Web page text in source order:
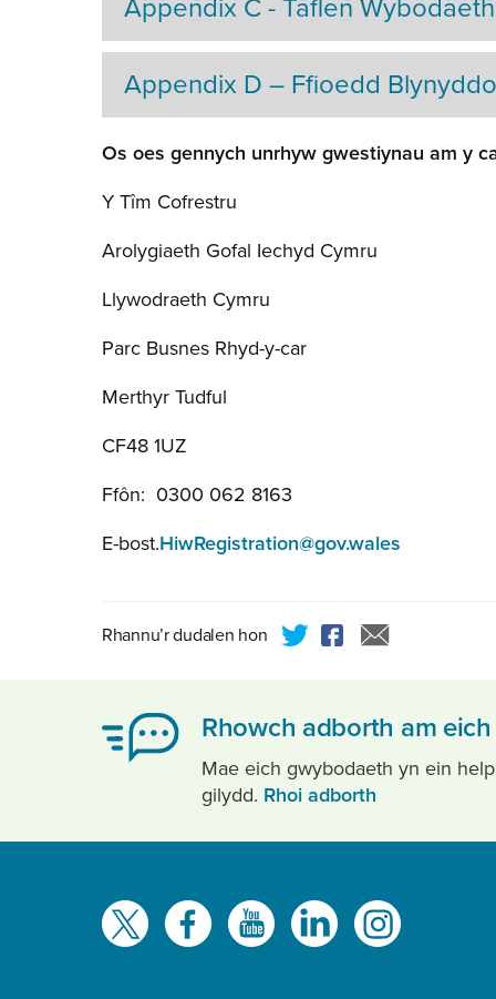
Appendix C - Taflen
Appendix D – Ffioedd
Os oes gennych unrhyw gwestiynau am y
Y Tîm Cofrestru
Arolygiaeth Gofal Iechyd Cymru
Llywodraeth Cymru
Parc Busnes Rhyd-y-car
Merthyr Tudful
CF48 1UZ
Ffôn: 0300 062 8163
E-bost.HiwRegistration@gov.wales
Rhannu’r dudalen hon
Rhowch adborth am
Mae eich gwybodaeth yn ein
gilydd. Rhoi adborth
Gwelwch
ni